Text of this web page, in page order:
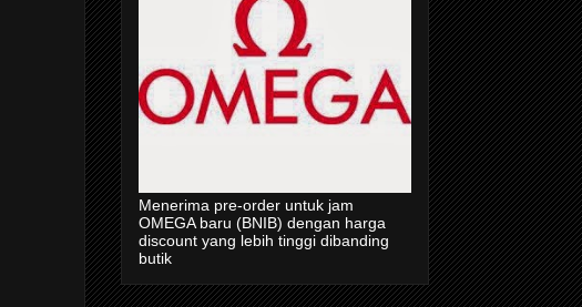
Menerima pre-order untuk jam
OMEGA baru (BNIB) dengan harga
discount yang lebih tinggi dibanding
butik